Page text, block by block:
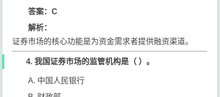
答案：C
解析：
证券市场的核心功能是为资金需求者提供融资渠道。
4. 我国证券市场的监管机构是（ ）。
A. 中国人民银行